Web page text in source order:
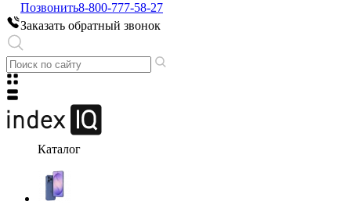
Позвонить8-800-777-58-27
Заказать обратный звонок
Каталог